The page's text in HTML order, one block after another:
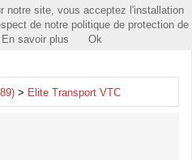
Toggle
> Elite Transport VTC
notre site, vous acceptez l'installation
de notre politique de protection de
En savoir plus Ok